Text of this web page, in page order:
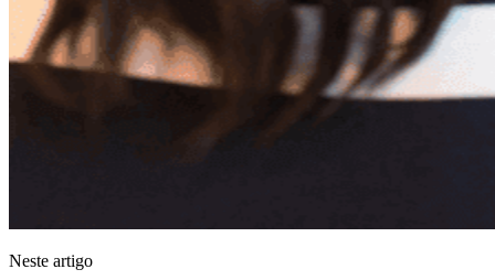
Neste artigo